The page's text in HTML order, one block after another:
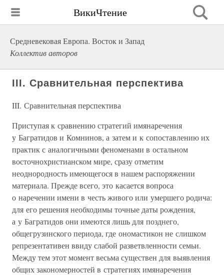
ВикиЧтение
Средневековая Европа. Восток и Запад
Коллектив авторов
III. Сравнительная перспектива
III. Сравнительная перспектива
Приступая к сравнению стратегий имянаречения
у Багратидов и Комнинов, а затем и к сопоставлению их
практик с аналогичными феноменами в остальном
восточнохристианском мире, сразу отметим
неоднородность имеющегося в нашем распоряжении
материала. Прежде всего, это касается вопроса
о наречении имени в честь живого или умершего родича:
для его решения необходимы точные даты рождения,
а у Багратидов они имеются лишь для позднего,
общегрузинского периода, где ономастикон не слишком
репрезентативен ввиду слабой разветвленности семьи.
Между тем этот момент весьма существен для выявления
общих закономерностей в стратегиях имянаречения